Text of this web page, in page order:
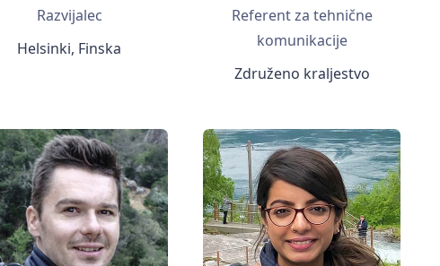
Razvijalec
Helsinki, Finska
Referent za tehnične
komunikacije
Združeno kraljestvo